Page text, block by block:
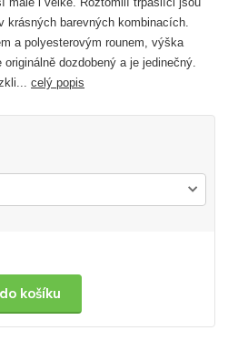
krásných barevných kombinacích.
a polyesterovým rounem, výška
dozdobený a je jedinečný.
celý popis
košíku